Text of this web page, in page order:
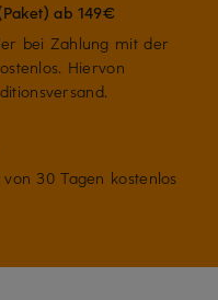
ab 149€
bei Zahlung mit der
Hiervon
30 Tagen kostenlos